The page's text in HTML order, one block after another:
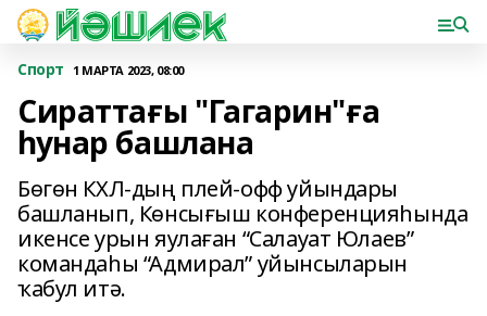
Спорт 1 МАРТА 2023, 08:00
Сираттағы "Гагарин"ға
һунар башлана
Бөгөн КХЛ-дың плей-офф уйындары
башланып, Көнсығыш конференцияһында
икенсе урын яулаған “Салауат Юлаев”
командаһы “Адмирал” уйынсыларын
ҡабул итә.